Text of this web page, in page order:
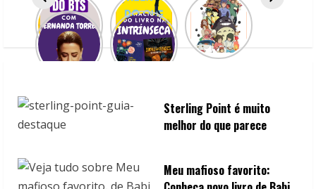
Sterling Point é muito
melhor do que parece
Meu mafioso favorito: